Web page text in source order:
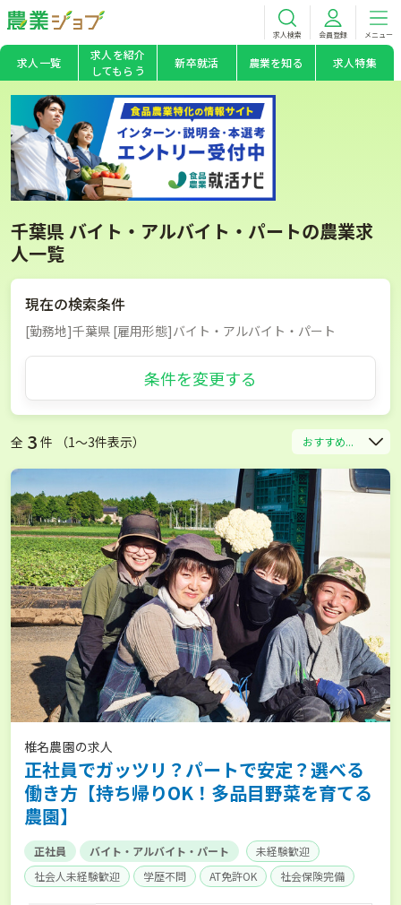
求人検索 会員登録 メニュー
求人一覧
求人を紹介
してもらう
新卒就活 農業を知る 求人特集
千葉県 バイト・アルバイト・パートの農業求
人一覧
現在の検索条件
[勤務地]千葉県 [雇用形態]バイト・アルバイト・パート
条件を変更する
全 3 件 （1〜3件表示） おすすめ...
椎名農園の求人
正社員でガッツリ？パートで安定？選べる
働き方【持ち帰りOK！多品目野菜を育てる
農園】
正社員 バイト・アルバイト・パート
未経験歓迎
社会人未経験歓迎
学歴不問 AT免許OK 社会保険完備